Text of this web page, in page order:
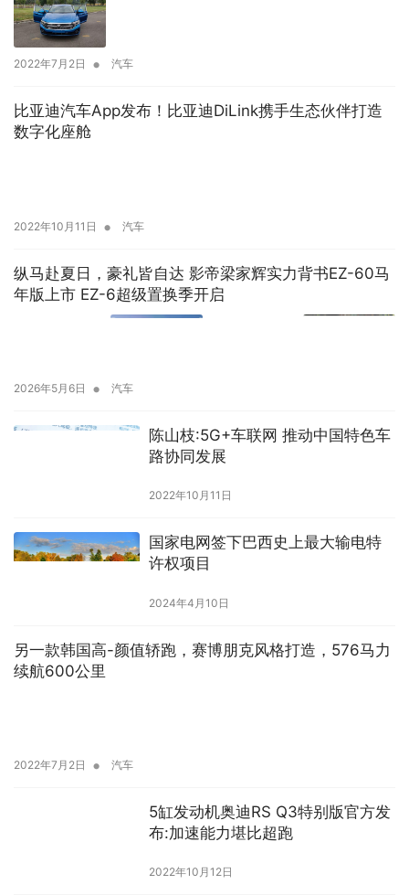
2022年7月2日 • 汽车
比亚迪汽车App发布！比亚迪DiLink携手生态伙伴打造
数字化座舱
2022年10月11日 • 汽车
纵马赴夏日，豪礼皆自达 影帝梁家辉实力背书EZ-60马
年版上市 EZ-6超级置换季开启
2026年5月6日 • 汽车
陈山枝:5G+车联网 推动中国特色车
路协同发展
2022年10月11日
国家电网签下巴西史上最大输电特
许权项目
2024年4月10日
另一款韩国高-颜值轿跑，赛博朋克风格打造，576马力
续航600公里
2022年7月2日 • 汽车
5缸发动机奥迪RS Q3特别版官方发
布:加速能力堪比超跑
2022年10月12日